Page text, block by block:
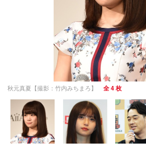
秋元真夏【撮影：竹内みちまろ】 全 4 枚